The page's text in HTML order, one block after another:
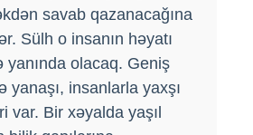
savab qazanacağına
Sülh o insanın həyatı
yanında olacaq. Geniş
yanaşı, insanlarla yaxşı
var. Bir xəyalda yaşıl